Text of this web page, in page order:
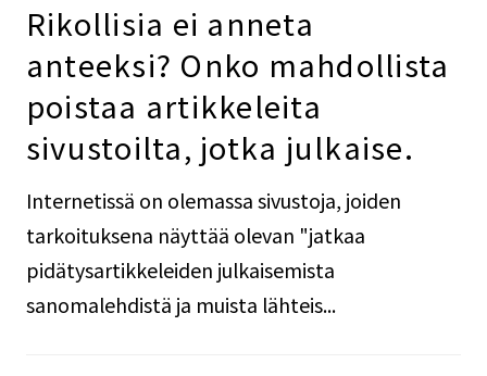
Rikollisia ei anneta
anteeksi? Onko mahdollista
poistaa artikkeleita
sivustoilta, jotka julkaise.
Internetissä on olemassa sivustoja, joiden
tarkoituksena näyttää olevan "jatkaa
pidätysartikkeleiden julkaisemista
sanomalehdistä ja muista lähteis...